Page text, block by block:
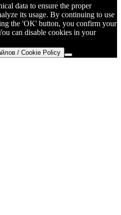
data to ensure the proper
its usage. By continuing to use
the 'OK' button, you confirm your
can disable cookies in your
/ Cookie Policy